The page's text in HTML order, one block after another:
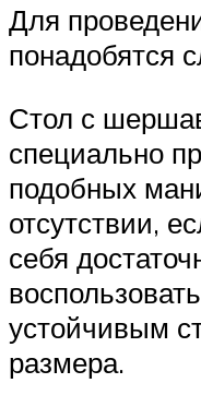
Для
понадобятся
Стол с
специально
подобных
отсутствии,
себя
устойчивым
размера.